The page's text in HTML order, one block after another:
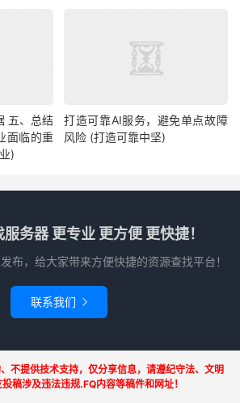
五、总结
面临的重
)
打造可靠AI服务，避免单点故障
风险 (打造可靠中坚)
务器 更专业 更方便 更快捷！
布，给大家带来方便快捷的资源查找平台！
联系我们 
不提供技术支持，仅分享信息，请遵纪守法、文明
稿涉及违法违规.FQ内容等稿件和网址！